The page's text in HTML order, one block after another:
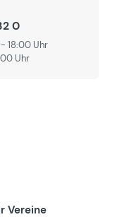
0
18:00 Uhr
Uhr
Vereine